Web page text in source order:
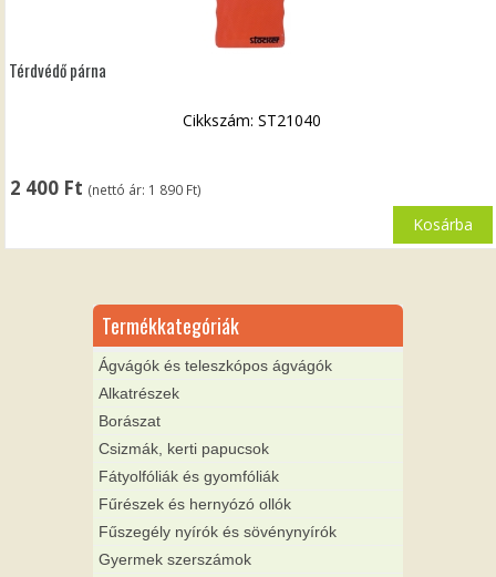
Térdvédő párna
2 400 Ft (nettó ár: 1 890 Ft)
Cikkszám: ST21040
Kosárba
Termékkategóriák
Ágvágók és teleszkópos ágvágók
Alkatrészek
Borászat
Csizmák, kerti papucsok
Fátyolfóliák és gyomfóliák
Fűrészek és hernyózó ollók
Fűszegély nyírók és sövénynyírók
Gyermek szerszámok